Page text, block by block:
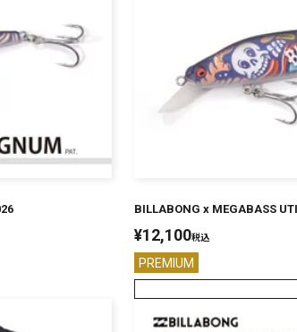
BILLABONG x MEGABASS
¥12,100税込
PREMIUM